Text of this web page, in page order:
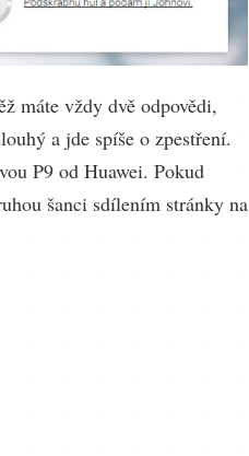
máte vždy dvě odpovědi,
a jde spíše o zpestření.
P9 od Huawei. Pokud
šanci sdílením stránky na